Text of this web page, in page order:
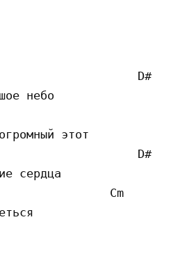
D#
небо
этот
D#
сердца
Cm